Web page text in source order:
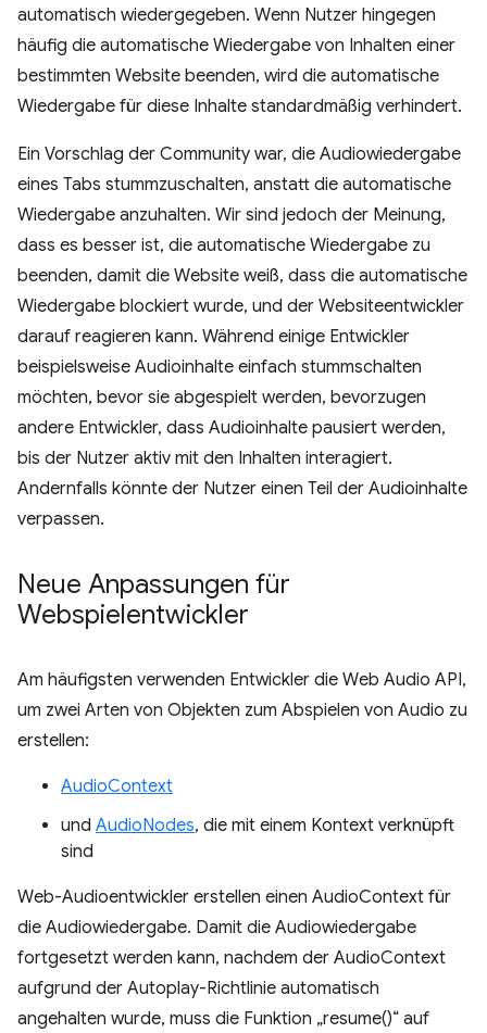
automatisch wiedergegeben. Wenn Nutzer hingegen
häufig die automatische Wiedergabe von Inhalten einer
bestimmten Website beenden, wird die automatische
Wiedergabe für diese Inhalte standardmäßig verhindert.
Ein Vorschlag der Community war, die Audiowiedergabe
eines Tabs stummzuschalten, anstatt die automatische
Wiedergabe anzuhalten. Wir sind jedoch der Meinung,
dass es besser ist, die automatische Wiedergabe zu
beenden, damit die Website weiß, dass die automatische
Wiedergabe blockiert wurde, und der Websiteentwickler
darauf reagieren kann. Während einige Entwickler
beispielsweise Audioinhalte einfach stummschalten
möchten, bevor sie abgespielt werden, bevorzugen
andere Entwickler, dass Audioinhalte pausiert werden,
bis der Nutzer aktiv mit den Inhalten interagiert.
Andernfalls könnte der Nutzer einen Teil der Audioinhalte
verpassen.
Neue Anpassungen für
Webspielentwickler
Am häufigsten verwenden Entwickler die Web Audio API,
um zwei Arten von Objekten zum Abspielen von Audio zu
erstellen:
AudioContext
und AudioNodes, die mit einem Kontext verknüpft
sind
Web-Audioentwickler erstellen einen AudioContext für
die Audiowiedergabe. Damit die Audiowiedergabe
fortgesetzt werden kann, nachdem der AudioContext
aufgrund der Autoplay-Richtlinie automatisch
angehalten wurde, muss die Funktion „resume()“ auf